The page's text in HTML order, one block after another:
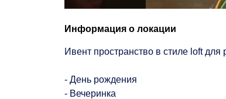
Информация о локации
Ивент пространство в стиле loft
- День рождения
- Вечеринка